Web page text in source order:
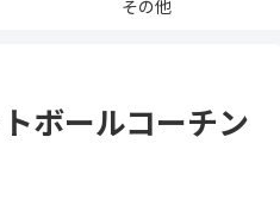
その他
ボールコーチン